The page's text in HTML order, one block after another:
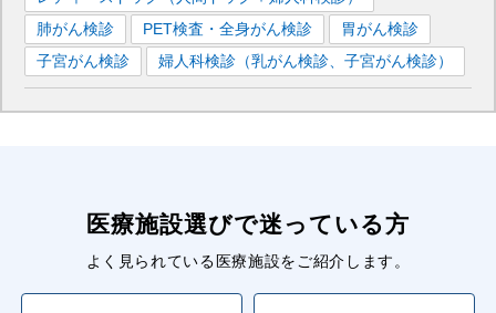
肺がん検診
PET検査・全身がん検診
胃がん検診
子宮がん検診
婦人科検診（乳がん検診、子宮がん検診）
医療施設選びで迷っている方
よく見られている医療施設をご紹介します。